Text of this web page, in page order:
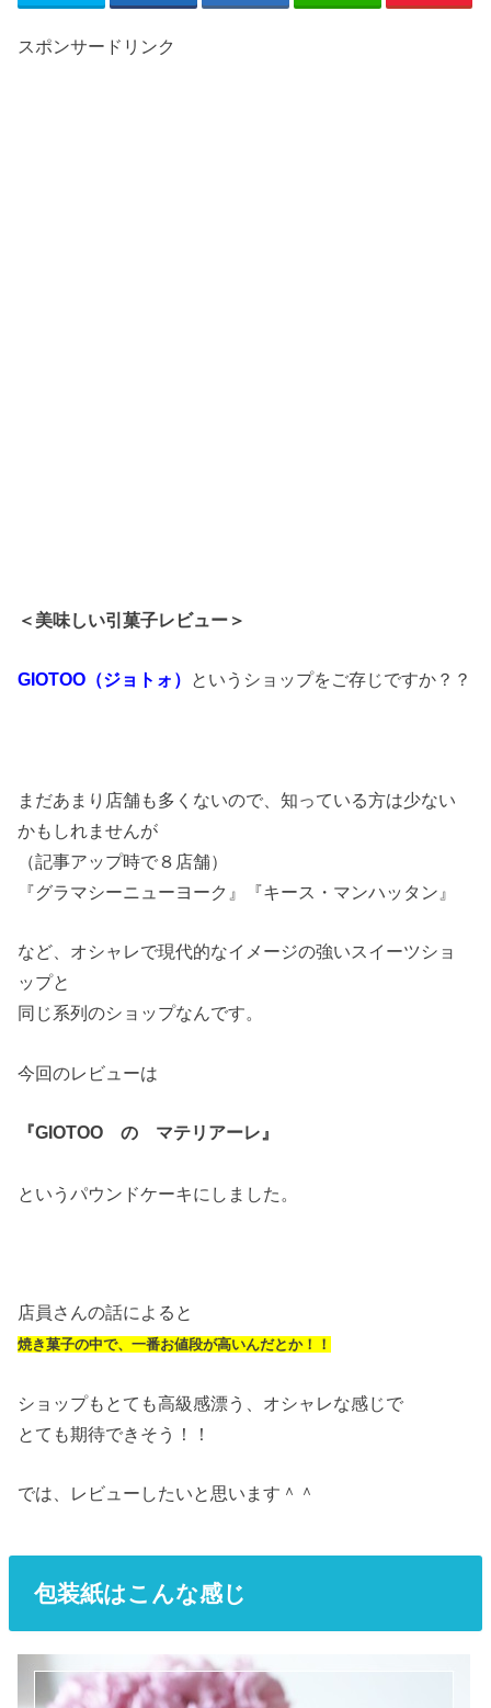
スポンサードリンク
＜美味しい引菓子レビュー＞
GIOTOO（ジョトォ） というショップをご存じですか？？
まだあまり店舗も多くないので、知っている方は少ない
かもしれませんが
（記事アップ時で８店舗）
『グラマシーニューヨーク』『キース・マンハッタン』
など、オシャレで現代的なイメージの強いスイーツショ
ップと
同じ系列のショップなんです。
今回のレビューは
『GIOTOO の マテリアーレ』
というパウンドケーキにしました。
店員さんの話によると
焼き菓子の中で、一番お値段が高いんだとか！！
ショップもとても高級感漂う、オシャレな感じで
とても期待できそう！！
では、レビューしたいと思います＾＾
包装紙はこんな感じ